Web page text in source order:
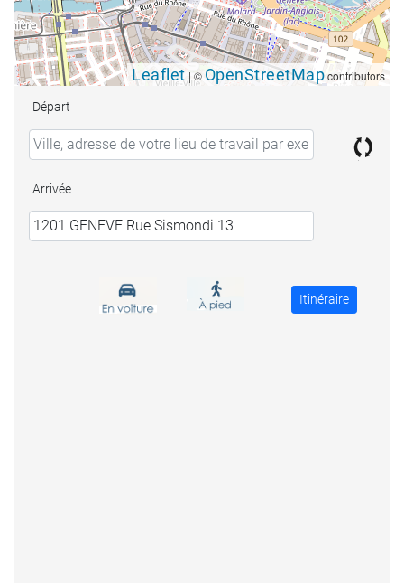
Leaflet | © OpenStreetMapcontributors
Départ
Arrivée